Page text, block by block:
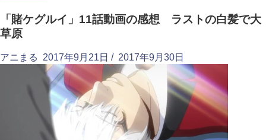
「賭ケグルイ」11話動画の感想 ラストの白髪で大
草原
アニまる 2017年9月21日 / 2017年9月30日